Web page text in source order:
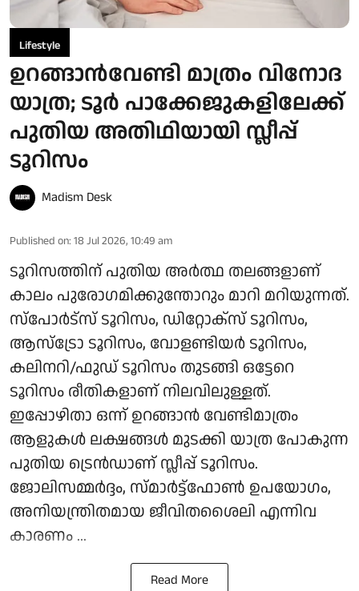
Lifestyle
ഉറങ്ങാൻവേണ്ടി മാത്രം വിനോദ
യാത്ര; ടൂർ പാക്കേജുകളിലേക്ക്
പുതിയ അതിഥിയായി സ്ലീപ്പ്
ടൂറിസം
Madism Desk
Published on: 18 Jul 2026, 10:49 am
ടൂറിസത്തിന് പുതിയ അർത്ഥ തലങ്ങളാണ്
കാലം പുരോ​ഗമിക്കുന്തോറും മാറി മറിയുന്നത്.
സ്പോർട്സ് ടൂറിസം, ഡിറ്റോക്സ് ടൂറിസം,
ആസ്ട്രോ ടൂറിസം, വോളണ്ടിയർ ടൂറിസം,
കലിനറി/ഫുഡ് ടൂറിസം തുടങ്ങി ഒട്ടേറെ
ടൂറിസം രീതികളാണ് നിലവിലുള്ളത്.
ഇപ്പോഴിതാ ഒന്ന് ഉറങ്ങാൻ വേണ്ടിമാത്രം
ആളുകൾ ലക്ഷങ്ങൾ മുടക്കി യാത്ര പോകുന്ന
പുതിയ ട്രെൻഡാണ് സ്ലീപ്പ് ടൂറിസം.
ജോലിസമ്മർദ്ദം, സ്മാർട്ട്ഫോൺ ഉപയോഗം,
അനിയന്ത്രിതമായ ജീവിതശൈലി എന്നിവ
കാരണം ...
Read More